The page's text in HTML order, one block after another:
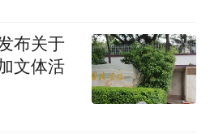
布关于
文体活